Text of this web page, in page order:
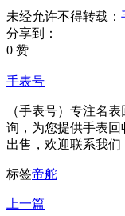
未经允许不得转载：
分享到：
0 赞
手表号
（手表号）专注名
询，为您提供手表
出售，欢迎联系我们
标签帝舵
上一篇